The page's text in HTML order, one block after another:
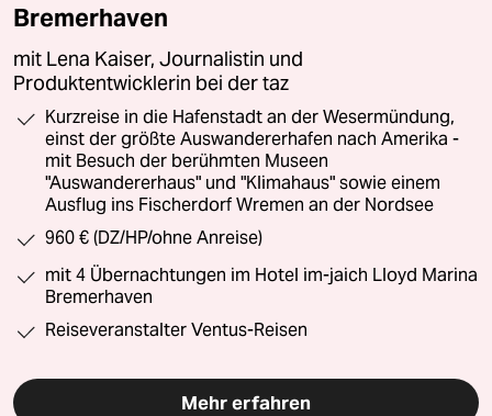
Bremerhaven
mit Lena Kaiser, Journalistin und
Produktentwicklerin bei der taz
Kurzreise in die Hafenstadt an der Wesermündung,
einst der größte Auswandererhafen nach Amerika -
mit Besuch der berühmten Museen
"Auswandererhaus" und "Klimahaus" sowie einem
Ausflug ins Fischerdorf Wremen an der Nordsee
960 € (DZ/HP/ohne Anreise)
mit 4 Übernachtungen im Hotel im-jaich Lloyd Marina
Bremerhaven
Reiseveranstalter Ventus-Reisen
Mehr erfahren